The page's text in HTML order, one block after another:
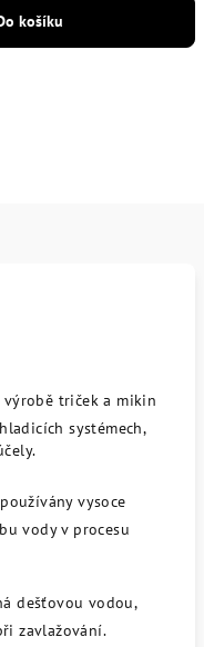
košíku
triček a mikin
systémech,
vysoce
vody v procesu
dešťovou vodou,
zavlažování.